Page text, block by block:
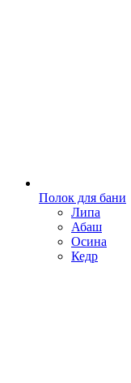
Полок для бани
Липа
Абаш
Осина
Кедр